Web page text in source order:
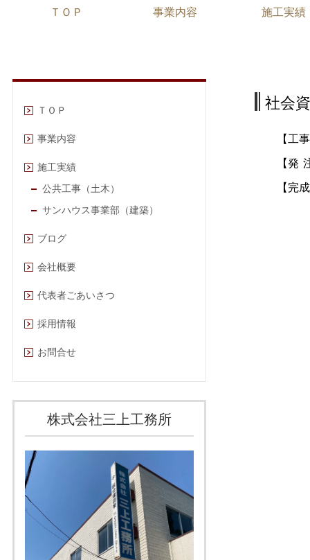
ＴＯＰ 事業内容 施工実績
社会
【工事
【発 注
【完
ＴＯＰ
事業内容
施工実績
公共工事（土木）
サンハウス事業部（建築）
ブログ
会社概要
代表者ごあいさつ
採用情報
お問合せ
株式会社三上工務所